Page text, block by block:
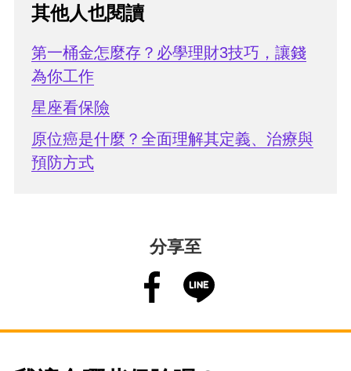
其他人也閱讀
第一桶金怎麼存？必學理財3技巧，讓錢
為你工作
星座看保險
原位癌是什麼？全面理解其定義、治療與
預防方式
分享至